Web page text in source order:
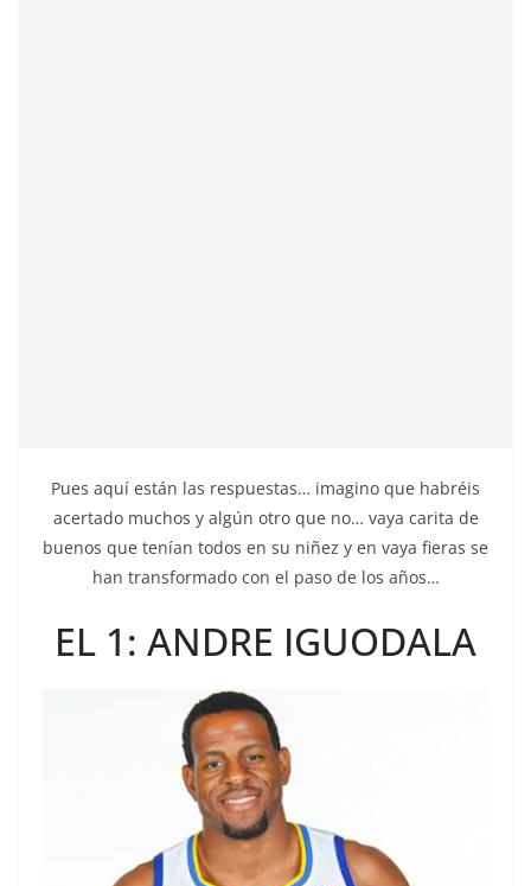
Pues aquí están las respuestas… imagino que habréis
acertado muchos y algún otro que no… vaya carita de
buenos que tenían todos en su niñez y en vaya fieras se
han transformado con el paso de los años…
EL 1: ANDRE IGUODALA